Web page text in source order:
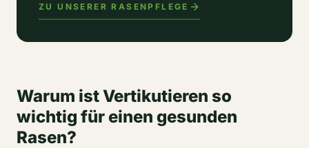
ZU UNSERER RASENPFLEGE
Warum ist Vertikutieren so
wichtig für einen gesunden
Rasen?